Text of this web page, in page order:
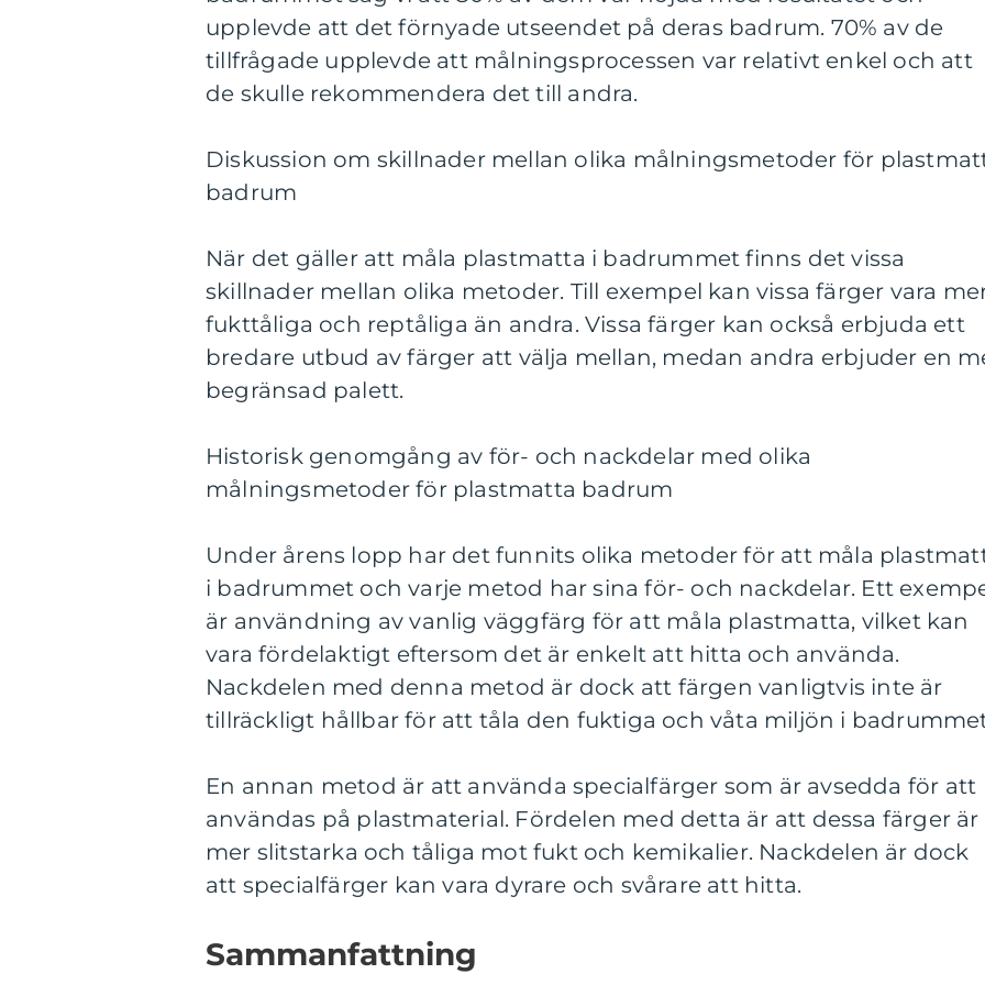
upplevde att det förnyade utseendet på deras badrum. 70% av de
tillfrågade upplevde att målningsprocessen var relativt enkel och att
de skulle rekommendera det till andra.
Diskussion om skillnader mellan olika målningsmetoder för
badrum
När det gäller att måla plastmatta i badrummet finns det vissa
skillnader mellan olika metoder. Till exempel kan vissa färger vara
fukttåliga och reptåliga än andra. Vissa färger kan också erbjuda ett
bredare utbud av färger att välja mellan, medan andra erbjuder en
begränsad palett.
Historisk genomgång av för- och nackdelar med olika
målningsmetoder för plastmatta badrum
Under årens lopp har det funnits olika metoder för att måla
i badrummet och varje metod har sina för- och nackdelar. Ett
är användning av vanlig väggfärg för att måla plastmatta, vilket kan
vara fördelaktigt eftersom det är enkelt att hitta och använda.
Nackdelen med denna metod är dock att färgen vanligtvis inte är
tillräckligt hållbar för att tåla den fuktiga och våta miljön i
En annan metod är att använda specialfärger som är avsedda för att
användas på plastmaterial. Fördelen med detta är att dessa färger är
mer slitstarka och tåliga mot fukt och kemikalier. Nackdelen är dock
att specialfärger kan vara dyrare och svårare att hitta.
Sammanfattning